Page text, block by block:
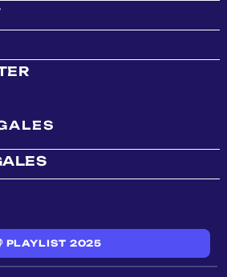
PLAYLIST 2025